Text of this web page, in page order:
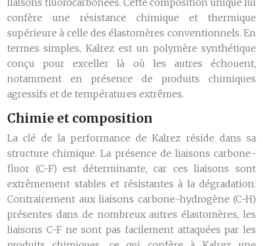
liaisons fluorocarbonées. Cette composition unique lui
confère une résistance chimique et thermique
supérieure à celle des élastomères conventionnels. En
termes simples, Kalrez est un polymère synthétique
conçu pour exceller là où les autres échouent,
notamment en présence de produits chimiques
agressifs et de températures extrêmes.
Chimie et composition
La clé de la performance de Kalrez réside dans sa
structure chimique. La présence de liaisons carbone-
fluor (C-F) est déterminante, car ces liaisons sont
extrêmement stables et résistantes à la dégradation.
Contrairement aux liaisons carbone-hydrogène (C-H)
présentes dans de nombreux autres élastomères, les
liaisons C-F ne sont pas facilement attaquées par les